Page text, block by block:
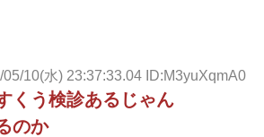
05/10(水) 23:37:33.04 ID:M3yuXqmA0
くう検診あるじゃん
のか